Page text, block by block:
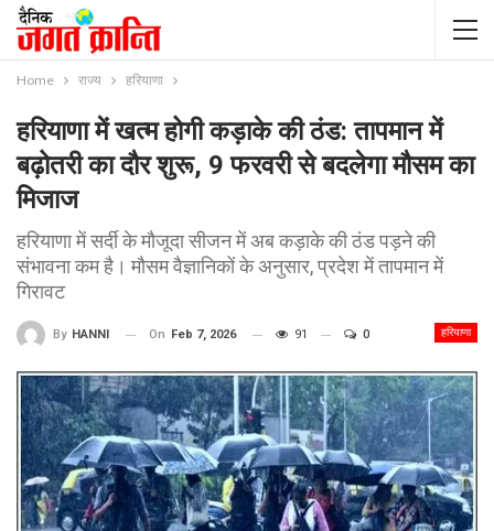
Home राज्य हरियाणा
हरियाणा में खत्म होगी कड़ाके की ठंड: तापमान में
बढ़ोतरी का दौर शुरू, 9 फरवरी से बदलेगा मौसम का
मिजाज
हरियाणा में सर्दी के मौजूदा सीजन में अब कड़ाके की ठंड पड़ने की
संभावना कम है। मौसम वैज्ञानिकों के अनुसार, प्रदेश में तापमान में
गिरावट
हरियाणा
By HANNI On Feb 7, 2026 91 0